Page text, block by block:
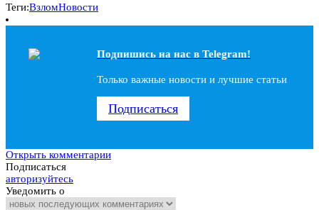
Теги:ВзломНовости
Подпишись на наc в Telegram!
Только важные новости и лучшие статьи
Подписаться
Открыть комментарии
Подписаться
авторизуйтесь
Уведомить о